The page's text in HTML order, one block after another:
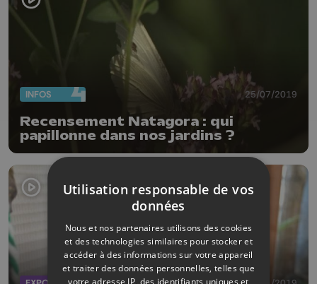
INFOS 25/07/2019
Recensement Natagora : qui
papillonne dans nos jardins ?
Utilisation responsable de vos
données
Nous et nos partenaires utilisons des cookies
et des technologies similaires pour stocker et
accéder à des informations sur votre appareil
et traiter des données personnelles, telles que
votre adresse IP, des identifiants uniques et